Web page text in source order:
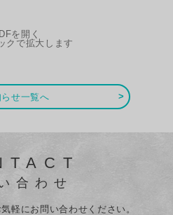
を開く
クで拡大します
らせ一覧へ
合わせ
軽にお問い合わせください。